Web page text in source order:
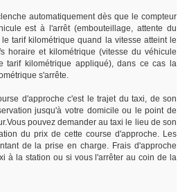
automatiquement dès que le compteur
est à l'arrêt (embouteillage, attente du
tarif kilométrique quand la vitesse atteint le
horaire et kilométrique (vitesse du véhicule
tarif kilométrique appliqué), dans ce cas la
s'arrête.
d'approche c'est le trajet du taxi, de son
jusqu'à votre domicile ou le point de
pouvez demander au taxi le lieu de son
du prix de cette course d'approche. Les
de la prise en charge. Frais d'approche
à la station ou si vous l'arrêter au coin de la